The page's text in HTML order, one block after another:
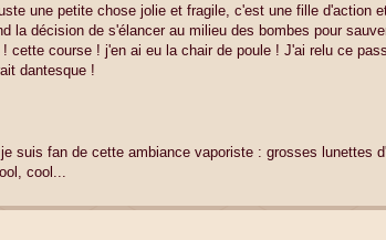
une petite chose jolie et fragile, c'est une fille d'action
décision de s'élancer au milieu des bombes pour
course ! j'en ai eu la chair de poule ! J'ai relu ce
dantesque !
suis fan de cette ambiance vaporiste : grosses lunettes
cool...